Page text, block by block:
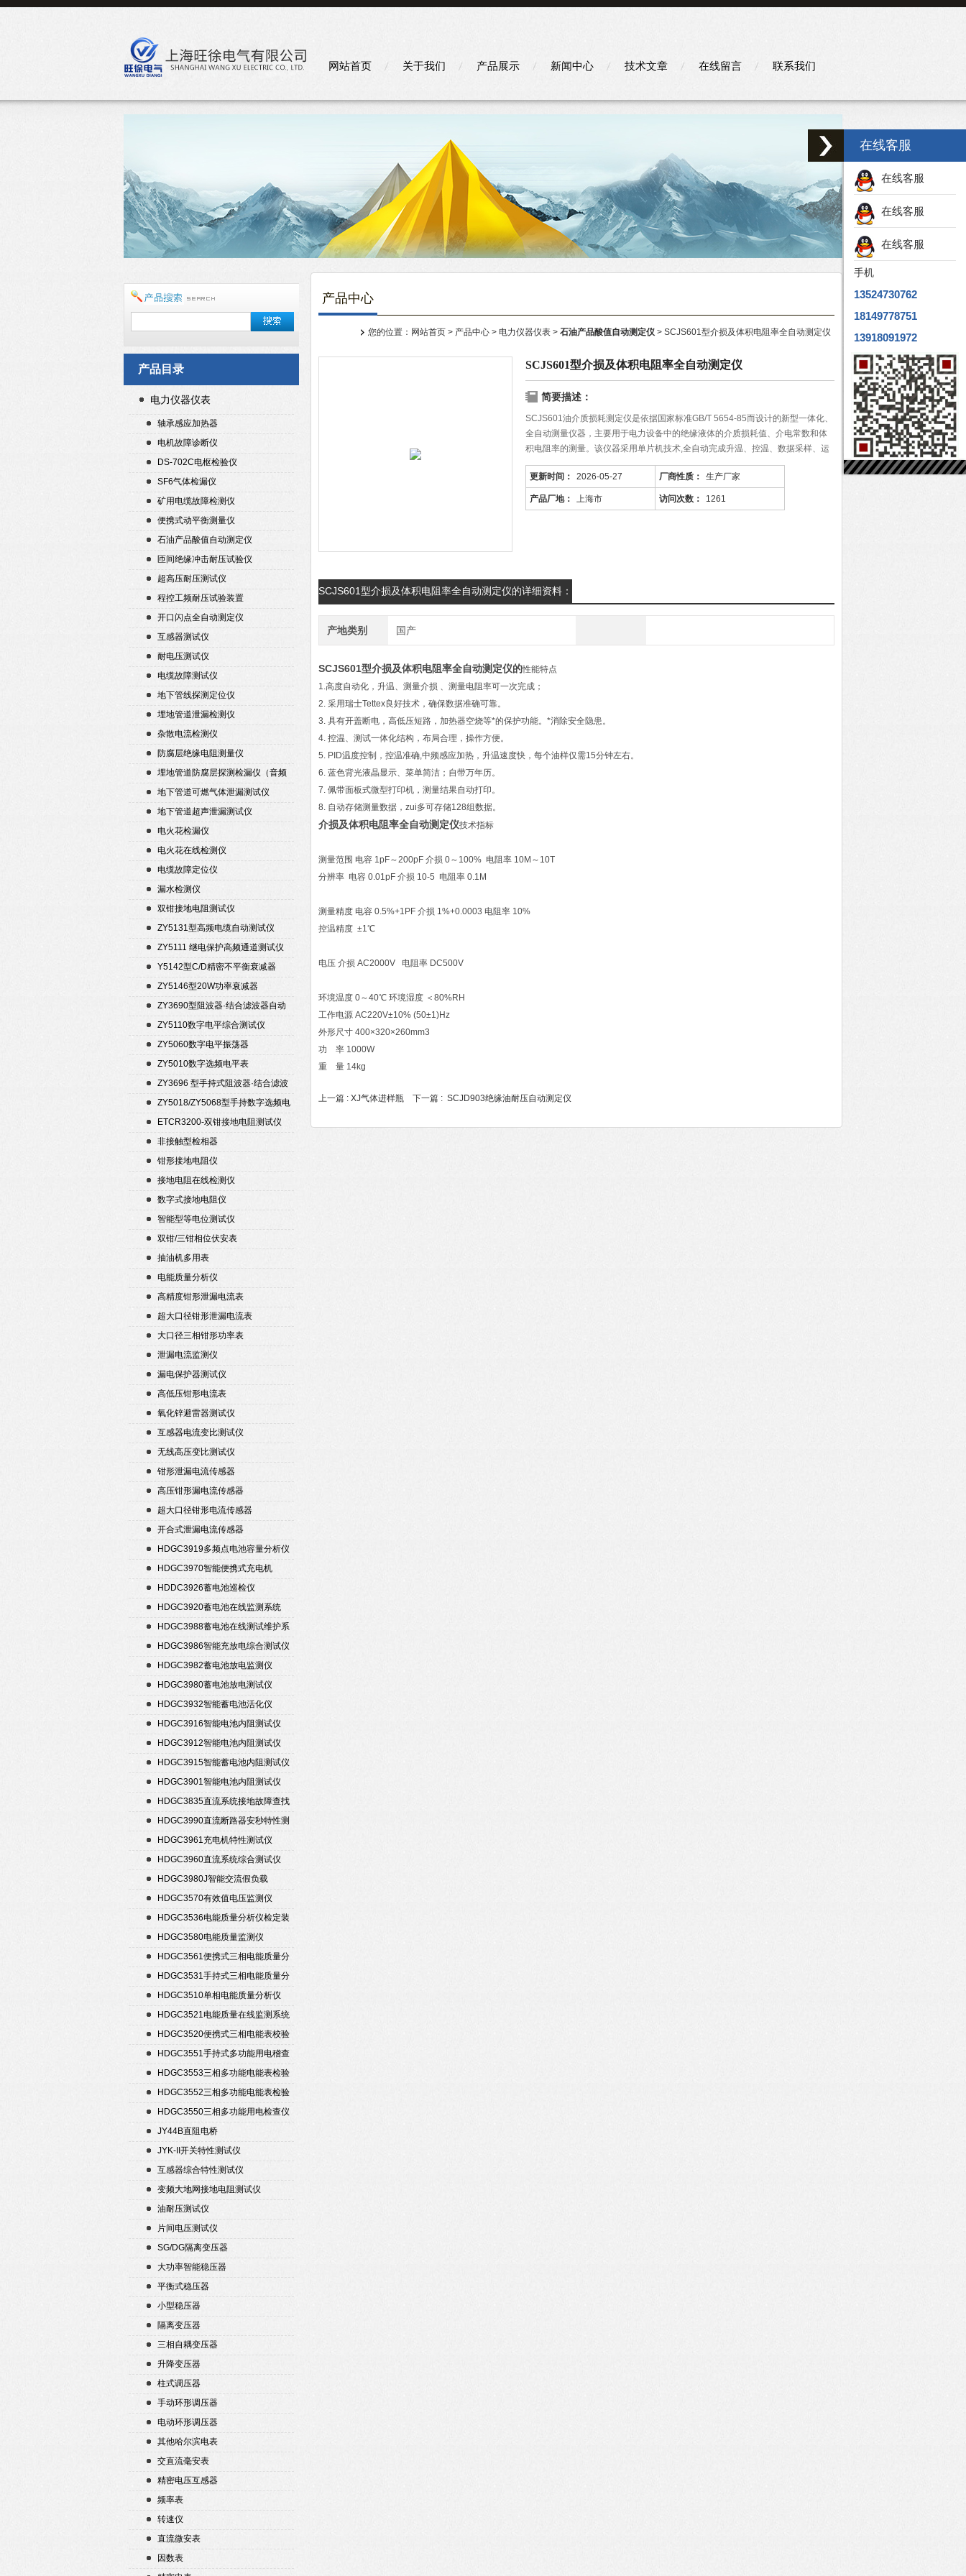
网站首页 关于我们 产品展示 新闻中心 技术文章 在线留言 联系我们
产品目录
电力仪器仪表
轴承感应加热器
电机故障诊断仪
DS-702C电枢检验仪
SF6气体检漏仪
矿用电缆故障检测仪
便携式动平衡测量仪
石油产品酸值自动测定仪
匝间绝缘冲击耐压试验仪
超高压耐压测试仪
程控工频耐压试验装置
开口闪点全自动测定仪
互感器测试仪
耐电压测试仪
电缆故障测试仪
地下管线探测定位仪
埋地管道泄漏检测仪
杂散电流检测仪
防腐层绝缘电阻测量仪
埋地管道防腐层探测检漏仪（音频
检漏仪）
地下管道可燃气体泄漏测试仪
地下管道超声泄漏测试仪
电火花检漏仪
电火花在线检测仪
电缆故障定位仪
漏水检测仪
双钳接地电阻测试仪
ZY5131型高频电缆自动测试仪
ZY5111 继电保护高频通道测试仪
Y5142型C/D精密不平衡衰减器
（50Ω）
ZY5146型20W功率衰减器
ZY3690型阻波器·结合滤波器自动
测试仪
ZY5110数字电平综合测试仪
ZY5060数字电平振荡器
ZY5010数字选频电平表
ZY3696 型手持式阻波器·结合滤波
器自动测试仪
ZY5018/ZY5068型手持数字选频电
平表/电平振荡器
ETCR3200-双钳接地电阻测试仪
非接触型检相器
钳形接地电阻仪
接地电阻在线检测仪
数字式接地电阻仪
智能型等电位测试仪
双钳/三钳相位伏安表
抽油机多用表
电能质量分析仪
高精度钳形泄漏电流表
超大口径钳形泄漏电流表
大口径三相钳形功率表
泄漏电流监测仪
漏电保护器测试仪
高低压钳形电流表
氧化锌避雷器测试仪
互感器电流变比测试仪
无线高压变比测试仪
钳形泄漏电流传感器
高压钳形漏电流传感器
超大口径钳形电流传感器
开合式泄漏电流传感器
HDGC3919多频点电池容量分析仪
HDGC3970智能便携式充电机
HDDC3926蓄电池巡检仪
HDGC3920蓄电池在线监测系统
HDGC3988蓄电池在线测试维护系
统
HDGC3986智能充放电综合测试仪
HDGC3982蓄电池放电监测仪
HDGC3980蓄电池放电测试仪
HDGC3932智能蓄电池活化仪
HDGC3916智能电池内阻测试仪
HDGC3912智能电池内阻测试仪
HDGC3915智能蓄电池内阻测试仪
HDGC3901智能电池内阻测试仪
HDGC3835直流系统接地故障查找
仪
HDGC3990直流断路器安秒特性测
试仪
HDGC3961充电机特性测试仪
HDGC3960直流系统综合测试仪
HDGC3980J智能交流假负载
HDGC3570有效值电压监测仪
HDGC3536电能质量分析仪检定装
置
HDGC3580电能质量监测仪
HDGC3561便携式三相电能质量分
析仪
HDGC3531手持式三相电能质量分
析仪
HDGC3510单相电能质量分析仪
HDGC3521电能质量在线监测系统
HDGC3520便携式三相电能表校验
仪
HDGC3551手持式多功能用电稽查
仪
HDGC3553三相多功能电能表检验
装置
HDGC3552三相多功能电能表检验
装置
HDGC3550三相多功能用电检查仪
JY44B直阻电桥
JYK-II开关特性测试仪
互感器综合特性测试仪
变频大地网接地电阻测试仪
油耐压测试仪
片间电压测试仪
SG/DG隔离变压器
大功率智能稳压器
平衡式稳压器
小型稳压器
隔离变压器
三相自耦变压器
升降变压器
柱式调压器
手动环形调压器
电动环形调压器
其他哈尔滨电表
交直流毫安表
精密电压互感器
频率表
转速仪
直流微安表
因数表
产品中心
您的位置： 网站首页 > 产品中心 > 电力仪器仪表 > 石油产品酸值自动测定仪 > SCJS601型介损及体积电阻率全自动测定仪
SCJS601型介损及体积电阻率全自动测定仪
简要描述：
SCJS601油介质损耗测定仪是依据国家标准GB/T 5654-85而设计的新型一体化、
全自动测量仪器，主要用于电力设备中的绝缘液体的介质损耗值、介电常数和体
积电阻率的测量。该仪器采用单片机技术,全自动完成升温、控温、数据采样、运
算、显示、打印及存储等过程。良好的测量原理和数字化技术使您的工作变得更
加轻松、便捷。
更新时间： 2026-05-27 厂商性质： 生产厂家
产品厂地： 上海市 访问次数： 1261
SCJS601型介损及体积电阻率全自动测定仪的详细资料：
产地类别 国产
SCJS601型介损及体积电阻率全自动测定仪的性能特点
1.高度自动化，升温、测量介损 、测量电阻率可一次完成；
2. 采用瑞士Tettex良好技术，确保数据准确可靠。
3. 具有开盖断电，高低压短路，加热器空烧等*的保护功能。*消除安全隐患。
4. 控温、测试一体化结构，布局合理，操作方便。
5. PID温度控制，控温准确,中频感应加热，升温速度快，每个油样仅需15分钟左右。
6. 蓝色背光液晶显示、菜单简洁；自带万年历。
7. 佩带面板式微型打印机，测量结果自动打印。
8. 自动存储测量数据，zui多可存储128组数据。
介损及体积电阻率全自动测定仪技术指标
测量范围 电容 1pF～200pF 介损 0～100% 电阻率 10M～10T
分辨率 电容 0.01pF 介损 10-5 电阻率 0.1M
测量精度 电容 0.5%+1PF 介损 1%+0.0003 电阻率 10%
控温精度 ±1℃
电压 介损 AC2000V 电阻率 DC500V
环境温度 0～40℃ 环境湿度 ＜80%RH
工作电源 AC220V±10% (50±1)Hz
外形尺寸 400×320×260mm3
功 率 1000W
重 量 14kg
上一篇 : XJ气体进样瓶 下一篇 : SCJD903绝缘油耐压自动测定仪
在线客服
在线客服
在线客服
在线客服
手机
13524730762
18149778751
13918091972